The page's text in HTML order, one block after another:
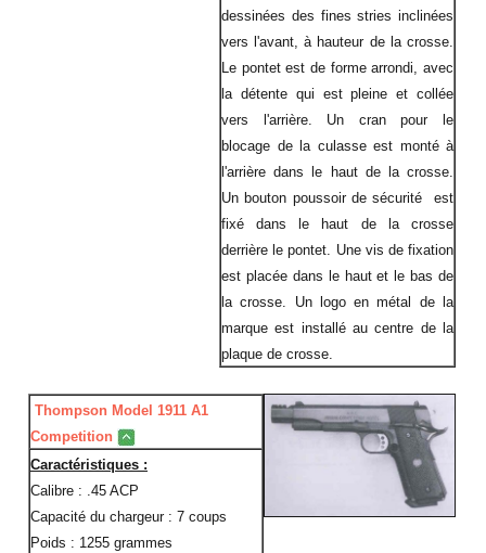
dessinées des fines stries inclinées
vers l'avant, à hauteur de la crosse.
Le pontet est de forme arrondi, avec
la détente qui est pleine et collée
vers l'arrière. Un cran pour le
blocage de la culasse est monté à
l'arrière dans le haut de la crosse.
Un bouton poussoir de sécurité est
fixé dans le haut de la crosse
derrière le pontet. Une vis de fixation
est placée dans le haut et le bas de
la crosse. Un logo en métal de la
marque est installé au centre de la
plaque de crosse.
Thompson Model 1911 A1
Competition
Caractéristiques :
Calibre : .45 ACP
Capacité du chargeur : 7 coups
Poids : 1255 grammes